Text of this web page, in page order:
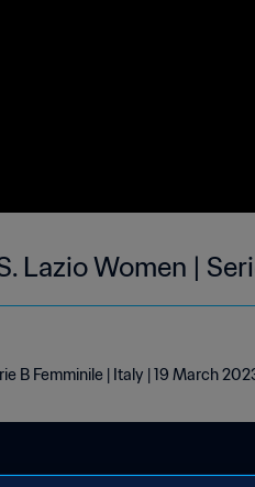
Lazio Women |
B Femminile | Italy | 19 March